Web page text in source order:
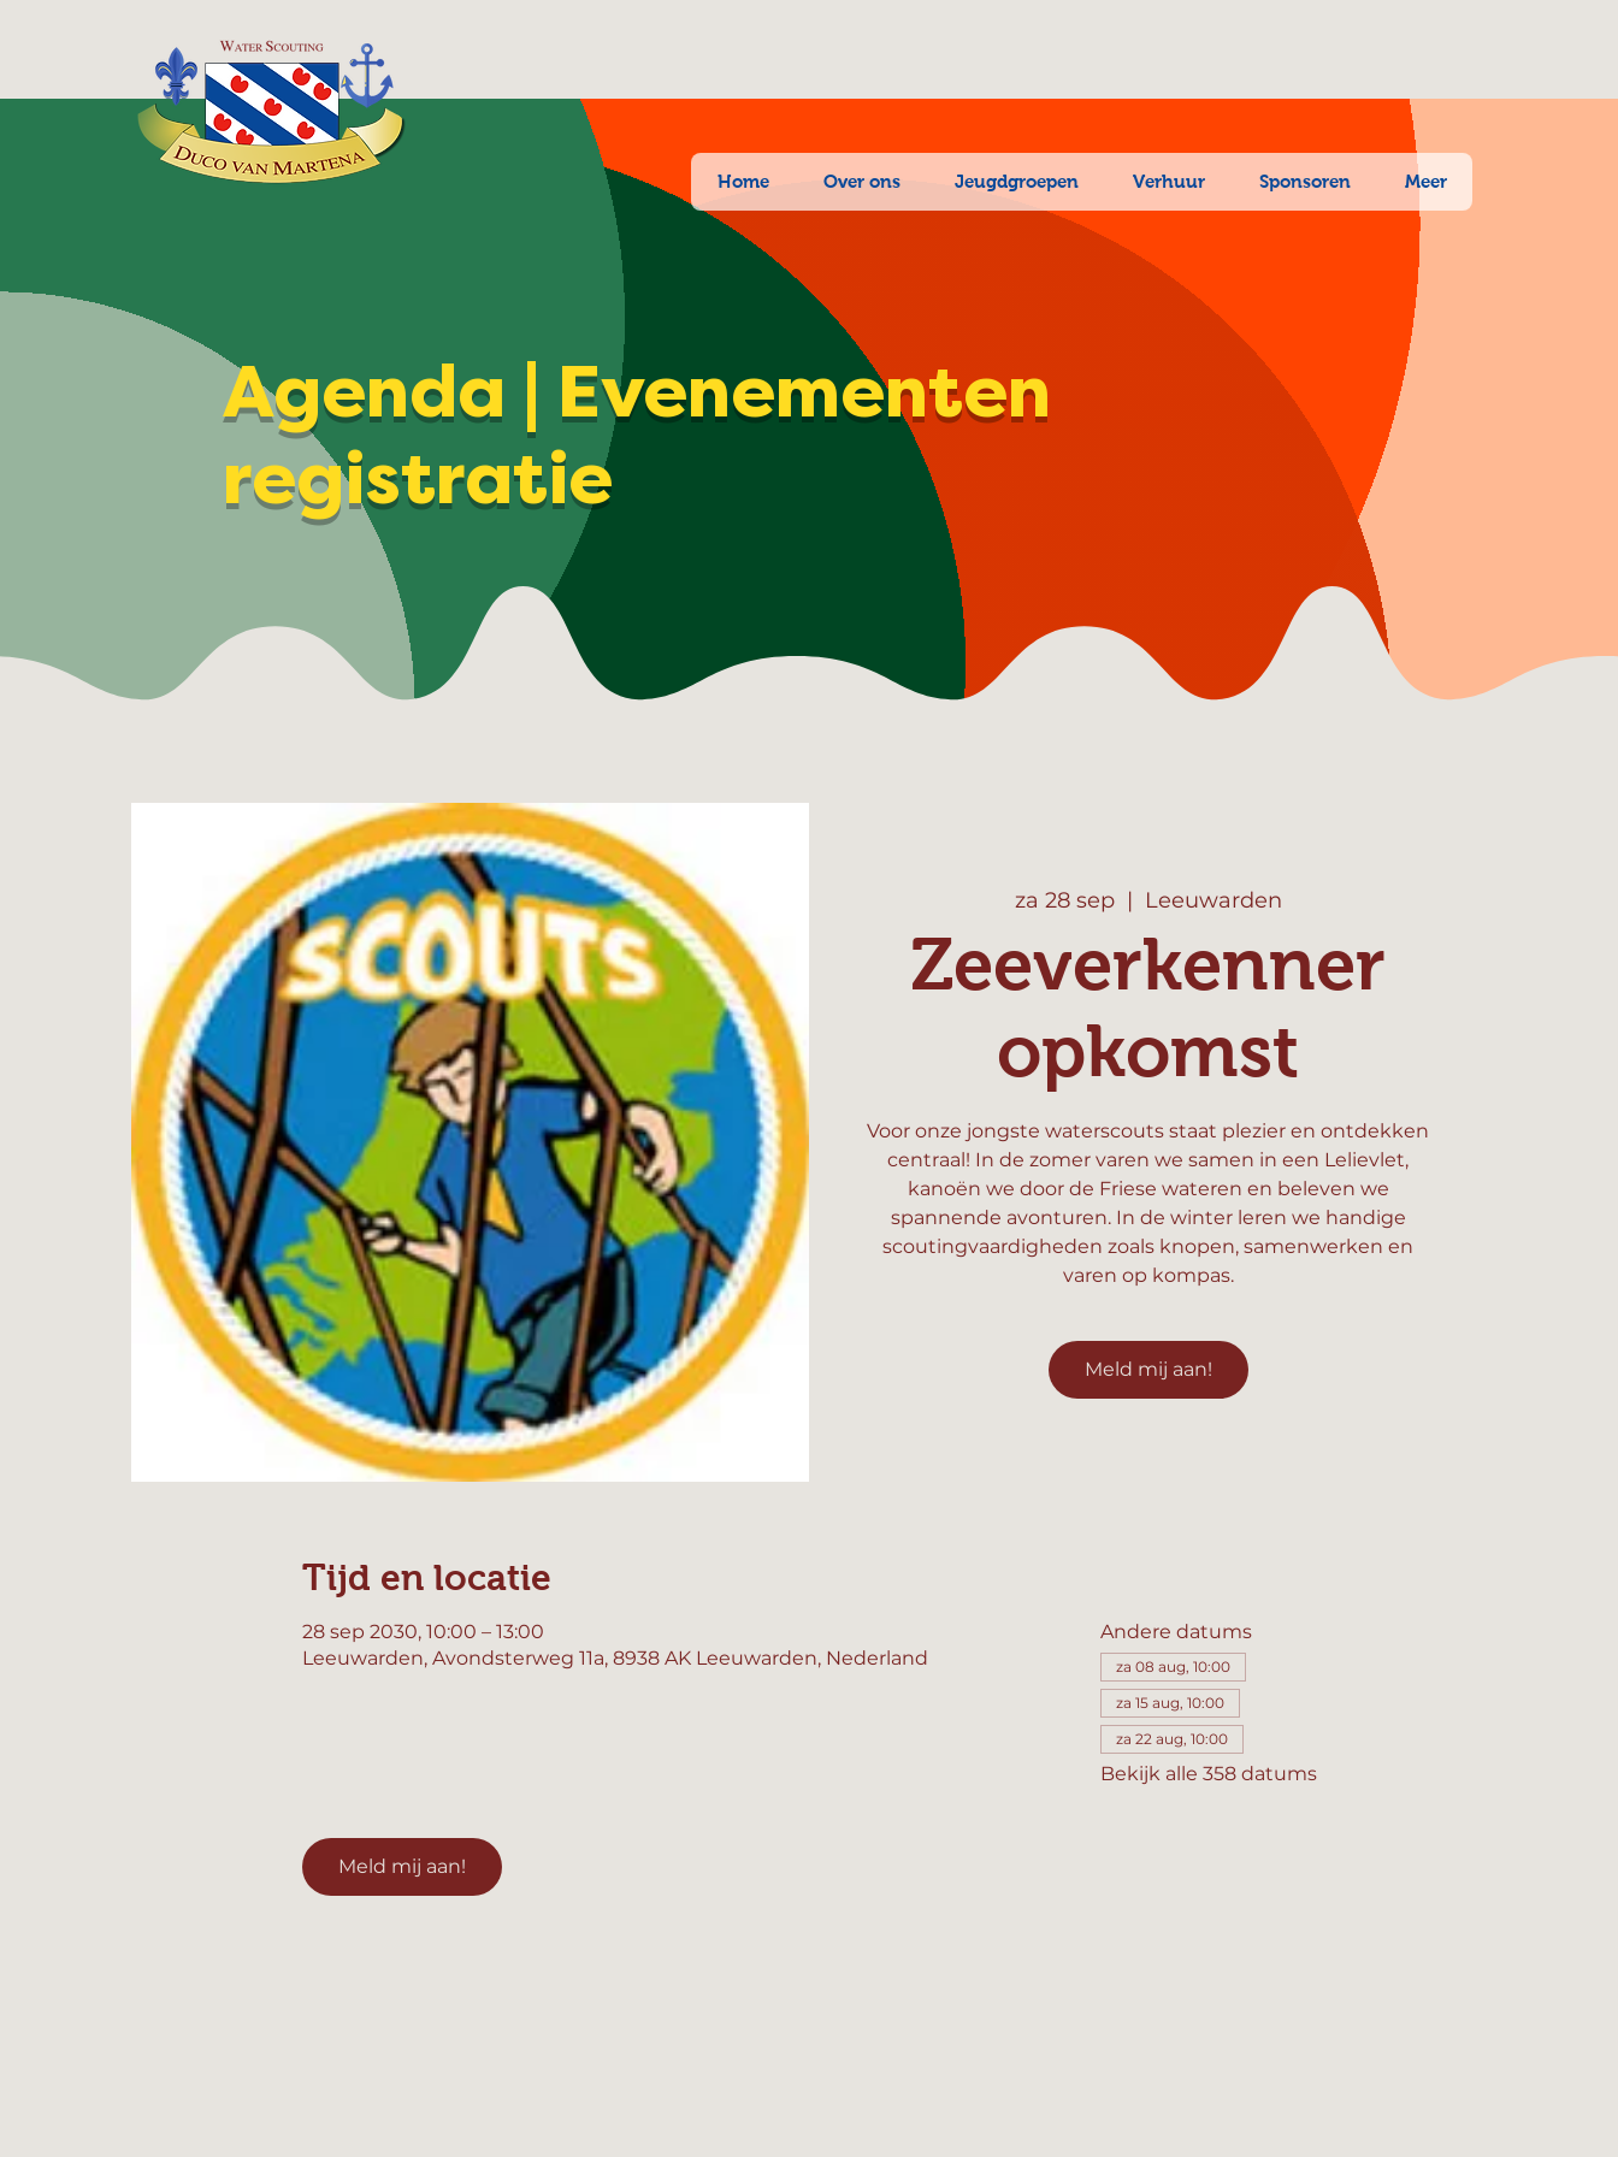
Home Over ons Jeugdgroepen Verhuur Sponsoren Meer
Agenda | Evenementen
registratie
za 28 sep
  |
Leeuwarden
Zeeverkenner
opkomst
Voor onze jongste waterscouts staat plezier en ontdekken
centraal! In de zomer varen we samen in een Lelievlet,
kanoën we door de Friese wateren en beleven we
spannende avonturen. In de winter leren we handige
scoutingvaardigheden zoals knopen, samenwerken en
varen op kompas.
Meld mij aan!
Tijd en locatie
28 sep 2030, 10:00 – 13:00
Leeuwarden, Avondsterweg 11a, 8938 AK Leeuwarden, Nederland
Andere datums
za 08 aug, 10:00
za 15 aug, 10:00
za 22 aug, 10:00
Bekijk alle 358 datums
Meld mij aan!